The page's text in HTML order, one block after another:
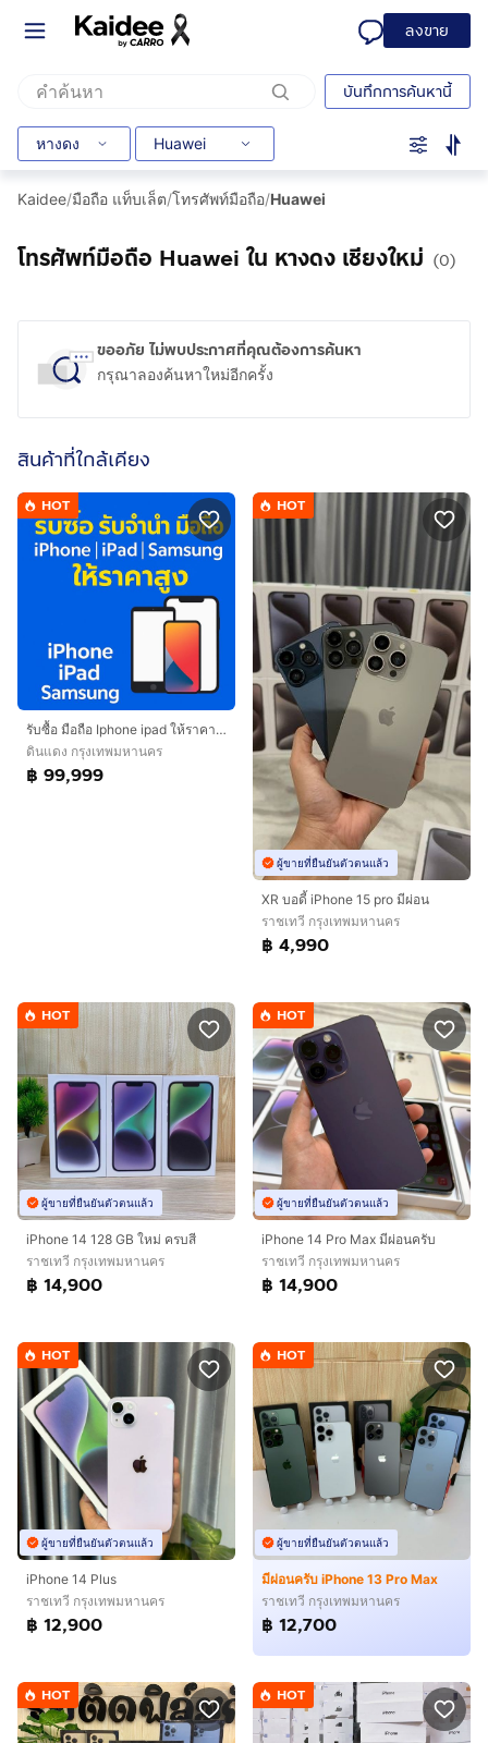
ลงขาย
บันทึกการค้นหานี้
หางดง Huawei
Kaidee/มือถือ แท็บเล็ต/โทรศัพท์มือถือ/Huawei
โทรศัพท์มือถือ Huawei ใน หางดง เชียงใหม่ (0)
ขออภัย ไม่พบประกาศที่คุณต้องการค้นหา
กรุณาลองค้นหาใหม่อีกครั้ง
สินค้าที่ใกล้เคียง
HOT
รับซื้อ มือถือ Iphone ipad ให้ราคาสูง
ดินแดง กรุงเทพมหานคร
฿ 99,999
HOT
ผู้ขายที่ยืนยันตัวตนแล้ว
XR บอดี้ iPhone 15 pro มีผ่อน
ราชเทวี กรุงเทพมหานคร
฿ 4,990
HOT
ผู้ขายที่ยืนยันตัวตนแล้ว
iPhone 14 128 GB ใหม่ ครบสี
ราชเทวี กรุงเทพมหานคร
฿ 14,900
HOT
ผู้ขายที่ยืนยันตัวตนแล้ว
iPhone 14 Pro Max มีผ่อนครับ
ราชเทวี กรุงเทพมหานคร
฿ 14,900
HOT
ผู้ขายที่ยืนยันตัวตนแล้ว
iPhone 14 Plus
ราชเทวี กรุงเทพมหานคร
฿ 12,900
HOT
ผู้ขายที่ยืนยันตัวตนแล้ว
มีผ่อนครับ iPhone 13 Pro Max
ราชเทวี กรุงเทพมหานคร
฿ 12,700
HOT HOT